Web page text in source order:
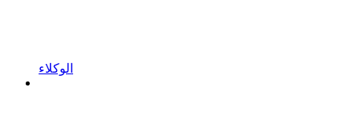
الوكلاء